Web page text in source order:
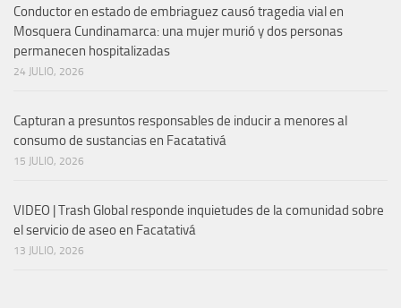
Conductor en estado de embriaguez causó tragedia vial en
Mosquera Cundinamarca: una mujer murió y dos personas
permanecen hospitalizadas
24 JULIO, 2026
Capturan a presuntos responsables de inducir a menores al
consumo de sustancias en Facatativá
15 JULIO, 2026
VIDEO | Trash Global responde inquietudes de la comunidad sobre
el servicio de aseo en Facatativá
13 JULIO, 2026